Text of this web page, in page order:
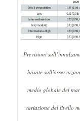
Previsioni
basate
medio globale del
variazione del livello